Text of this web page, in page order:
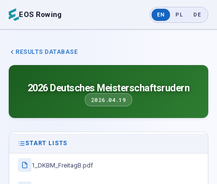
EOS Rowing EN PL DE
RESULTS DATABASE
2026 Deutsches Meisterschaftsrudern
2026.04.19
START LISTS
1_DKBM_FreitagB.pdf